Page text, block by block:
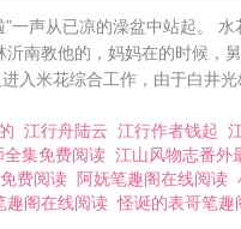
一声从已凉的澡盆中站起。 水
南教他的，妈妈在的时候，
入米花综合工作，由于白井
江行舟陆云 江行作者钱起
集免费阅读 江山风物志番外
费阅读 阿妩笔趣阁在线阅读
趣阁在线阅读 怪诞的表哥笔趣